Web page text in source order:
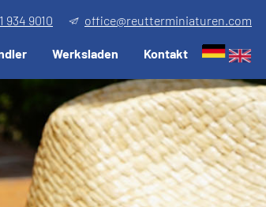
934 9010 office@reutterminiaturen.com
Werksladen Kontakt